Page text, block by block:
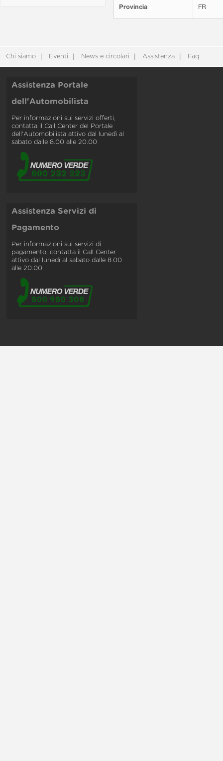
Provincia FR
Chi siamo Eventi News e circolari Assistenza Faq
Assistenza Portale
dell'Automobilista
Per informazioni sui servizi offerti,
contatta il Call Center del Portale
dell'Automobilista attivo dal lunedì al
sabato dalle 8.00 alle 20.00
Assistenza Servizi di
Pagamento
Per informazioni sui servizi di
pagamento, contatta il Call Center
attivo dal lunedì al sabato dalle 8.00
alle 20.00